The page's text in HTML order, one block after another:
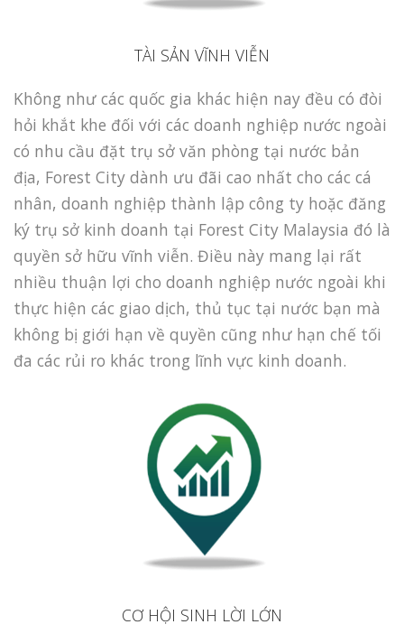
TÀI SẢN VĨNH VIỄN
Không như các quốc gia khác hiện nay đều có đòi
hỏi khắt khe đối với các doanh nghiệp nước ngoài
có nhu cầu đặt trụ sở văn phòng tại nước bản
địa, Forest City dành ưu đãi cao nhất cho các cá
nhân, doanh nghiệp thành lập công ty hoặc đăng
ký trụ sở kinh doanh tại Forest City Malaysia đó là
quyền sở hữu vĩnh viễn. Điều này mang lại rất
nhiều thuận lợi cho doanh nghiệp nước ngoài khi
thực hiện các giao dịch, thủ tục tại nước bạn mà
không bị giới hạn về quyền cũng như hạn chế tối
đa các rủi ro khác trong lĩnh vực kinh doanh.
CƠ HỘI SINH LỜI LỚN